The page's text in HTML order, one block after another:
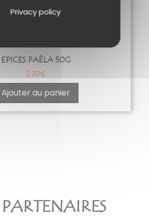
EPICES PAËLA 50G
2,20€
Ajouter au panier
Privacy policy